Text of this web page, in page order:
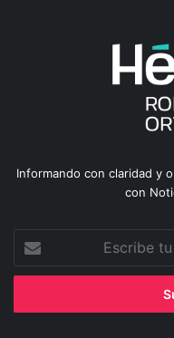
Informando con claridad y
con
correo